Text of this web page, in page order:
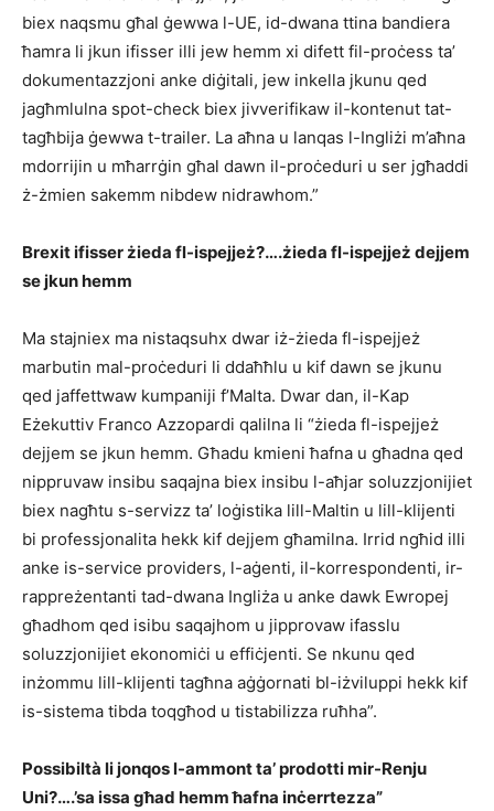
biex naqsmu għal ġewwa l-UE, id-dwana ttina bandiera
ħamra li jkun ifisser illi jew hemm xi difett fil-proċess ta’
dokumentazzjoni anke diġitali, jew inkella jkunu qed
jagħmlulna spot-check biex jivverifikaw il-kontenut tat-
tagħbija ġewwa t-trailer. La aħna u lanqas l-Ingliżi m’aħna
mdorrijin u mħarrġin għal dawn il-proċeduri u ser jgħaddi
ż-żmien sakemm nibdew nidrawhom.”
Brexit ifisser żieda fl-ispejjeż?….żieda fl-ispejjeż dejjem
se jkun hemm
Ma stajniex ma nistaqsuhx dwar iż-żieda fl-ispejjeż
marbutin mal-proċeduri li ddaħħlu u kif dawn se jkunu
qed jaffettwaw kumpaniji f’Malta. Dwar dan, il-Kap
Eżekuttiv Franco Azzopardi qalilna li “żieda fl-ispejjeż
dejjem se jkun hemm. Għadu kmieni ħafna u għadna qed
nippruvaw insibu saqajna biex insibu l-aħjar soluzzjonijiet
biex nagħtu s-servizz ta’ loġistika lill-Maltin u lill-klijenti
bi professjonalita hekk kif dejjem għamilna. Irrid ngħid illi
anke is-service providers, l-aġenti, il-korrespondenti, ir-
rappreżentanti tad-dwana Ingliża u anke dawk Ewropej
għadhom qed isibu saqajhom u jipprovaw ifasslu
soluzzjonijiet ekonomiċi u effiċjenti. Se nkunu qed
inżommu lill-klijenti tagħna aġġornati bl-iżviluppi hekk kif
is-sistema tibda toqgħod u tistabilizza ruħha”.
Possibiltà li jonqos l-ammont ta’ prodotti mir-Renju
Uni?….’sa issa għad hemm ħafna inċerrtezza”